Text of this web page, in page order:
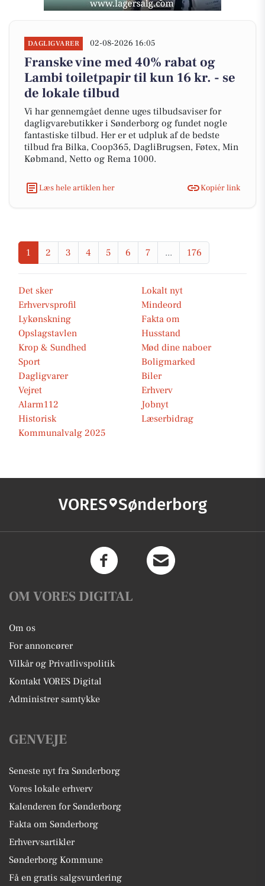
DAGLIGVARER 02-08-2026 16:05
Franske vine med 40% rabat og
Lambi toiletpapir til kun 16 kr. - se
de lokale tilbud
Vi har gennemgået denne uges tilbudsaviser for
dagligvarebutikker i Sønderborg og fundet nogle
fantastiske tilbud. Her er et udpluk af de bedste
tilbud fra Bilka, Coop365, DagliBrugsen, Føtex, Min
Købmand, Netto og Rema 1000.
Læs hele artiklen her Kopiér link
1 2 3 4 5 6 7 ... 176
Det sker
Lokalt nyt
Erhvervsprofil
Mindeord
Lykønskning
Fakta om
Opslagstavlen
Husstand
Krop & Sundhed
Mød dine naboer
Sport
Boligmarked
Dagligvarer
Biler
Vejret
Erhverv
Alarm112
Jobnyt
Historisk
Læserbidrag
Kommunalvalg 2025
VORES Sønderborg
OM VORES DIGITAL
Om os
For annoncører
Vilkår og Privatlivspolitik
Kontakt VORES Digital
Administrer samtykke
GENVEJE
Seneste nyt fra Sønderborg
Vores lokale erhverv
Kalenderen for Sønderborg
Fakta om Sønderborg
Erhvervsartikler
Sønderborg Kommune
Få en gratis salgsvurdering